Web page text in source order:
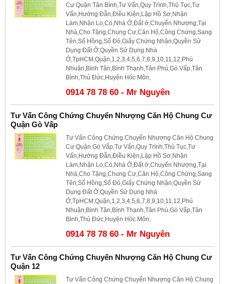
Cư Quận Tân Bình,Tư Vấn,Quy Trình,Thủ Tục,Tư
Vấn,Hướng Đẫn,Điều Kiện,Lập Hồ Sơ,Nhận
Làm,Nhận Lo,Có,Nhà Ở,Đất ở,Chuyển Nhượng,Tại
Nhà,Cho Tặng,Chung Cư,Căn Hộ,Công Chứng,Sang
Tên,Sổ Hồng,Sổ Đỏ,Giấy Chứng Nhận,Quyền Sử
Dụng Đất Ở,Quyền Sử Dụng Nhà
Ở,TpHCM,Quận,1,2,3,4,5,6,7,8,9,10,11,12,Phú
Nhuận,Bình Tân,Bình Thạnh,Tân Phú,Gò Vấp,Tân
Bình,Thủ Đức,Huyện Hóc Môn,
0914 78 78 60 - Mr Nguyên
Tư Vấn Công Chứng Chuyển Nhượng Căn Hộ Chung Cư
Quận Gò Vấp
Tư Vấn Công Chứng Chuyển Nhượng Căn Hộ Chung
Cư Quận Gò Vấp,Tư Vấn,Quy Trình,Thủ Tục,Tư
Vấn,Hướng Đẫn,Điều Kiện,Lập Hồ Sơ,Nhận
Làm,Nhận Lo,Có,Nhà Ở,Đất ở,Chuyển Nhượng,Tại
Nhà,Cho Tặng,Chung Cư,Căn Hộ,Công Chứng,Sang
Tên,Sổ Hồng,Sổ Đỏ,Giấy Chứng Nhận,Quyền Sử
Dụng Đất Ở,Quyền Sử Dụng Nhà
Ở,TpHCM,Quận,1,2,3,4,5,6,7,8,9,10,11,12,Phú
Nhuận,Bình Tân,Bình Thạnh,Tân Phú,Gò Vấp,Tân
Bình,Thủ Đức,Huyện Hóc Môn,
0914 78 78 60 - Mr Nguyên
Tư Vấn Công Chứng Chuyển Nhượng Căn Hộ Chung Cư
Quận 12
Tư Vấn Công Chứng Chuyển Nhượng Căn Hộ Chung